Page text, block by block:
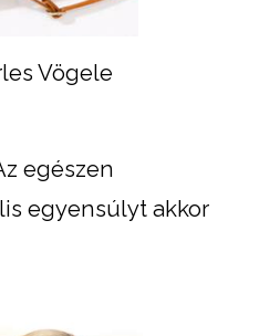
Vögele
egészen
egyensúlyt akkor